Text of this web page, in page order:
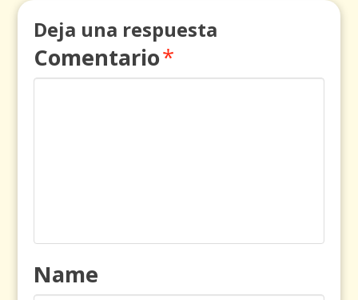
Deja una respuesta
Comentario*
Name